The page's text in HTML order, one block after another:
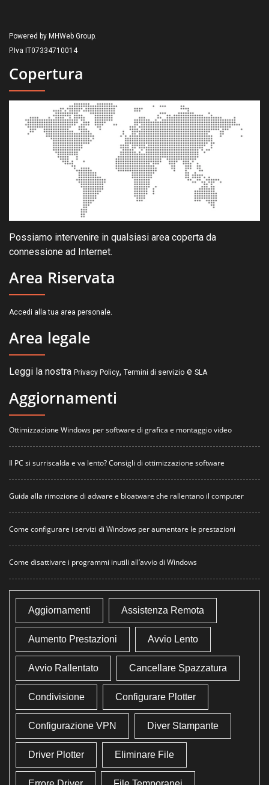
Powered by MHWeb Group.
P.Iva IT07334710014
Copertura
Possiamo intervenire in qualsiasi area coperta da
connessione ad Internet.
Area Riservata
Accedi alla tua area personale.
Area legale
Leggi la nostra Privacy Policy, Termini di servizio e SLA
Aggiornamenti
Ottimizzazione Windows per software di grafica e montaggio video
Il PC si surriscalda e va lento? Consigli di ottimizzazione software
Guida alla rimozione di adware e bloatware che rallentano il computer
Come configurare i servizi di Windows per aumentare le prestazioni
Come disattivare i programmi inutili all’avvio di Windows
Aggiornamenti Assistenza Remota
Aumento Prestazioni Avvio Lento
Avvio Rallentato Cancellare Spazzatura
Condivisione Configurare Plotter
Configurazione VPN Diver Stampante
Driver Plotter Eliminare File